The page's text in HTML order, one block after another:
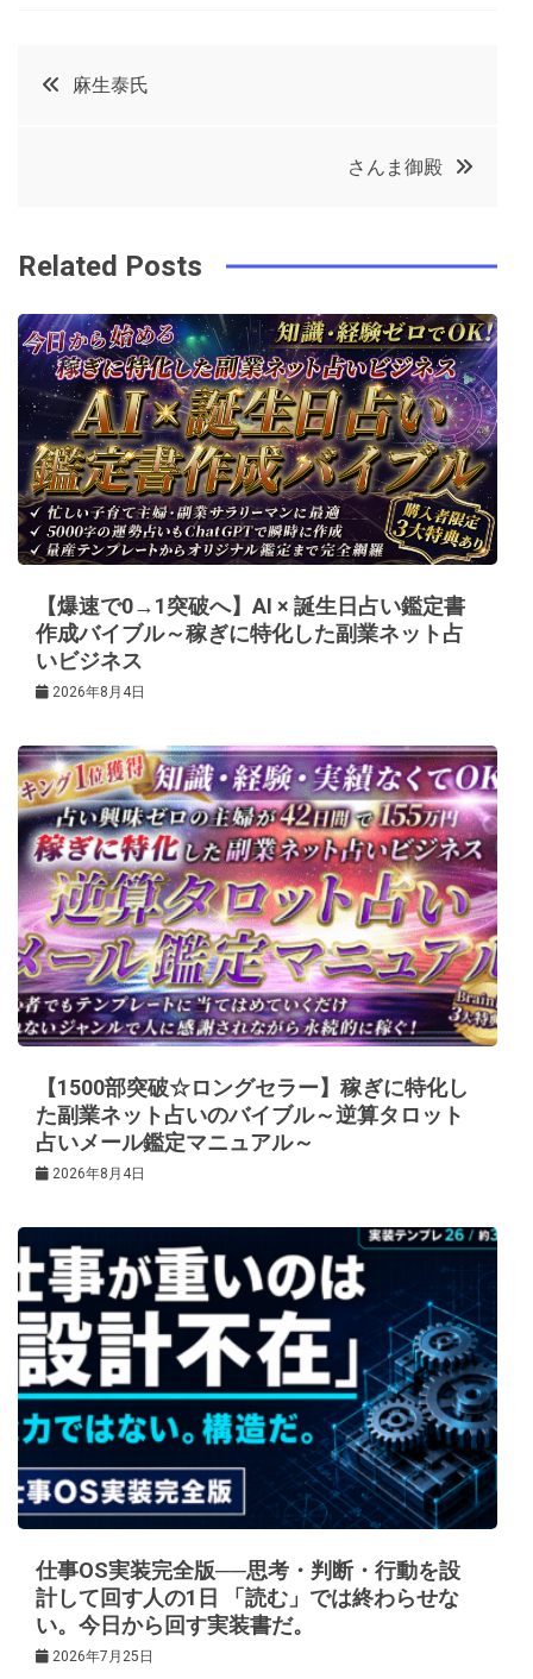
k
t
e
t
投
ビ
ゲ
ー
シ
ョ
ン
麻生泰氏
さんま御殿
Related Posts
【爆速で0→1突破へ】AI × 誕生日占い鑑定書
作成バイブル～稼ぎに特化した副業ネット占
いビジネス
2026年8月4日
【1500部突破☆ロングセラー】稼ぎに特化し
た副業ネット占いのバイブル～逆算タロット
占いメール鑑定マニュアル～
2026年8月4日
仕事OS実装完全版──思考・判断・行動を設
計して回す人の1日 「読む」では終わらせな
い。今日から回す実装書だ。
2026年7月25日